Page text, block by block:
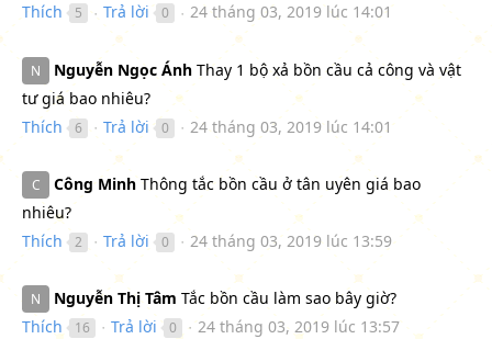
Thích
5 ● Trả lời 0 ● 24 tháng 03, 2019 lúc 14:01
N Nguyễn Ngọc Ánh Thay 1 bộ xả bồn cầu cả công và vật
tư giá bao nhiêu?
Thích
6 ● Trả lời 0 ● 24 tháng 03, 2019 lúc 14:01
C Công Minh Thông tắc bồn cầu ở tân uyên giá bao
nhiêu?
Thích
2 ● Trả lời 0 ● 24 tháng 03, 2019 lúc 13:59
N Nguyễn Thị Tâm Tắc bồn cầu làm sao bây giờ?
Thích
16 ● Trả lời 0 ● 24 tháng 03, 2019 lúc 13:57